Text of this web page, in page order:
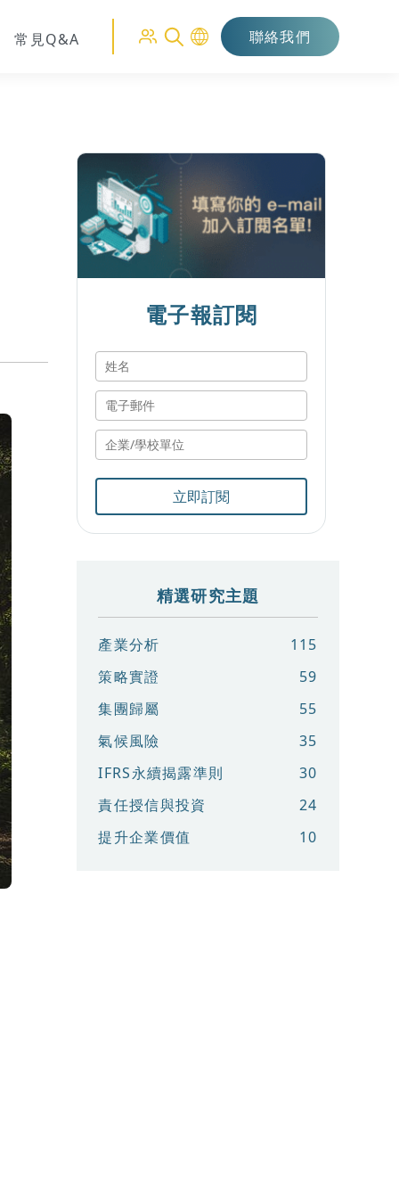
常見Q&A 聯絡我們
電子報訂閱
立即訂閱
精選研究主題
產業分析
115
策略實證
59
集團歸屬
55
氣候風險
35
IFRS永續揭露準則
30
責任授信與投資
24
提升企業價值
10